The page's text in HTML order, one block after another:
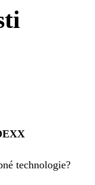
technologie?